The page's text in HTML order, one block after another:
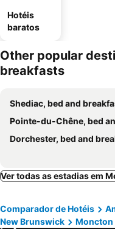
Hotéis
baratos
Other popular
breakfasts
Shediac, bed and
Pointe-du-Chêne, bed and
Dorchester, bed and
Ver todas as estadias em
Comparador de Hotéis
New Brunswick
Moncton